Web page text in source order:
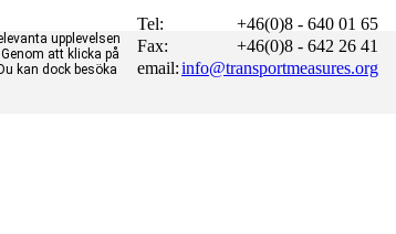
Tel:
+46(0)8 - 640 01 65
Fax:
+46(0)8 - 642 26 41
email:info@transportmeasures.org
upplevelsen
att klicka på
kan dock besöka